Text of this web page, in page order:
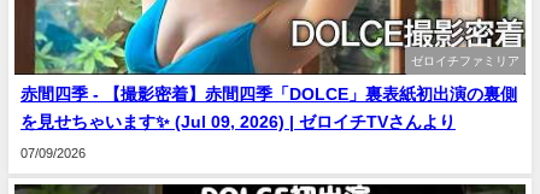
ゼロイチファミリア
赤間四季 - 【撮影密着】赤間四季「DOLCE」裏表紙初出演の裏側
を見せちゃいます✨ (Jul 09, 2026) | ゼロイチTVさんより
07/09/2026